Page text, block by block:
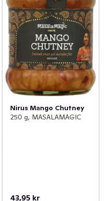
Nirus Mango Chutney
250 g, MASALAMAGIC
43,95 kr